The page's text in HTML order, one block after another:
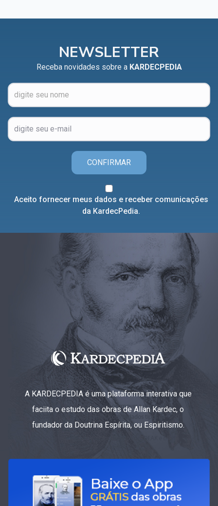
NEWSLETTER
Receba novidades sobre a KARDECPEDIA
CONFIRMAR
Aceito fornecer meus dados e receber comunicações
da KardecPedia.
A KARDECPEDIA é uma plataforma interativa que
faciita o estudo das obras de Allan Kardec, o
fundador da Doutrina Espírita, ou Espiritismo.